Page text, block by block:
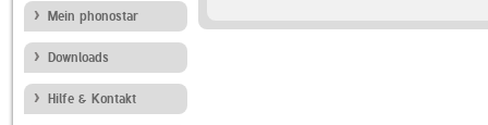
Mein phonostar
Downloads
Hilfe & Kontakt